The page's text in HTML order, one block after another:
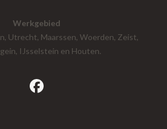
Werkgebied
Utrecht, Maarssen, Woerden, Zeist,
IJsselstein en Houten.
facebook